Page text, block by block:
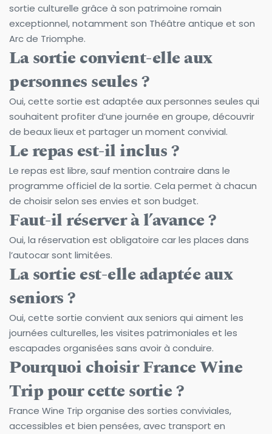
sortie culturelle grâce à son patrimoine romain
exceptionnel, notamment son Théâtre antique et son
Arc de Triomphe.
La sortie convient-elle aux
personnes seules ?
Oui, cette sortie est adaptée aux personnes seules qui
souhaitent profiter d’une journée en groupe, découvrir
de beaux lieux et partager un moment convivial.
Le repas est-il inclus ?
Le repas est libre, sauf mention contraire dans le
programme officiel de la sortie. Cela permet à chacun
de choisir selon ses envies et son budget.
Faut-il réserver à l’avance ?
Oui, la réservation est obligatoire car les places dans
l’autocar sont limitées.
La sortie est-elle adaptée aux
seniors ?
Oui, cette sortie convient aux seniors qui aiment les
journées culturelles, les visites patrimoniales et les
escapades organisées sans avoir à conduire.
Pourquoi choisir France Wine
Trip pour cette sortie ?
France Wine Trip organise des sorties conviviales,
accessibles et bien pensées, avec transport en